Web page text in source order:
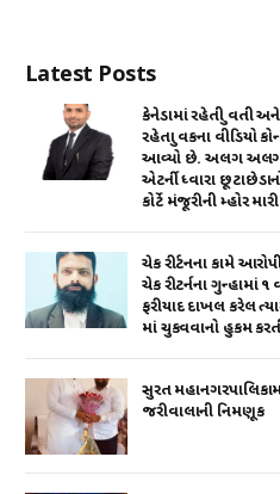
Latest Posts
કેનેડામાં રહેતી યુવતી
રહેતા યુવકના વીડિયો
આવ્યો છે. અલગ અલગ
એટર્ની ધ્વારા
કોર્ટે મંજૂરીની મ્હોર
ચેક રીર્ટનના કામે
ચેક રીટર્નના ગુન્હામાં
ફરીયાદ દાખલ કરેલ
માં ચુકવવાનો હુકમ
સુરત
જરીવાલાની નિમણૂક